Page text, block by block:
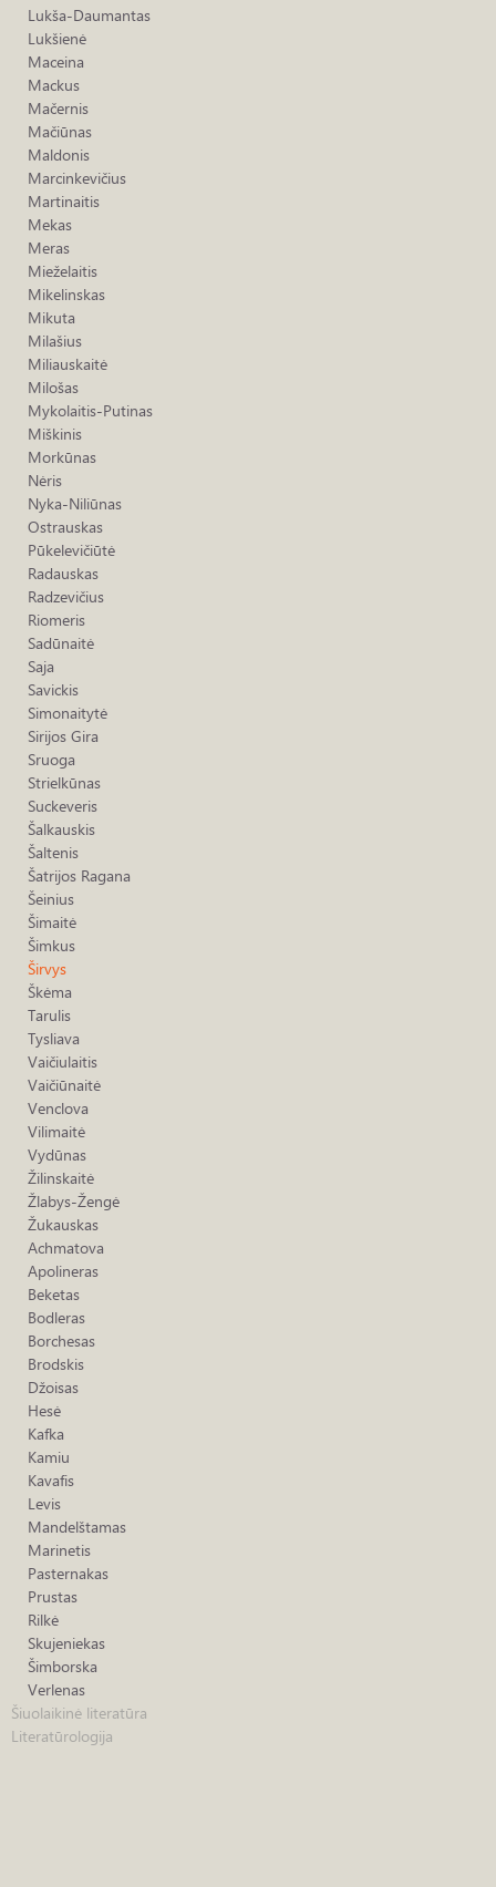
Lukša-Daumantas
Lukšienė
Maceina
Mackus
Mačernis
Mačiūnas
Maldonis
Marcinkevičius
Martinaitis
Mekas
Meras
Mieželaitis
Mikelinskas
Mikuta
Milašius
Miliauskaitė
Milošas
Mykolaitis-Putinas
Miškinis
Morkūnas
Nėris
Nyka-Niliūnas
Ostrauskas
Pūkelevičiūtė
Radauskas
Radzevičius
Riomeris
Sadūnaitė
Saja
Savickis
Simonaitytė
Sirijos Gira
Sruoga
Strielkūnas
Suckeveris
Šalkauskis
Šaltenis
Šatrijos Ragana
Šeinius
Šimaitė
Šimkus
Širvys
Škėma
Tarulis
Tysliava
Vaičiulaitis
Vaičiūnaitė
Venclova
Vilimaitė
Vydūnas
Žilinskaitė
Žlabys-Žengė
Žukauskas
Achmatova
Apolineras
Beketas
Bodleras
Borchesas
Brodskis
Džoisas
Hesė
Kafka
Kamiu
Kavafis
Levis
Mandelštamas
Marinetis
Pasternakas
Prustas
Rilkė
Skujeniekas
Šimborska
Verlenas
Šiuolaikinė literatūra
Literatūrologija